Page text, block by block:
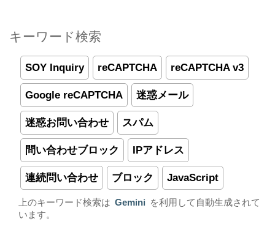
キーワード検索
SOY Inquiry reCAPTCHA reCAPTCHA v3
Google reCAPTCHA 迷惑メール
迷惑お問い合わせ スパム
問い合わせブロック IPアドレス
連続問い合わせ ブロック JavaScript
上のキーワード検索は Gemini
を利用して自動生成されて
います。